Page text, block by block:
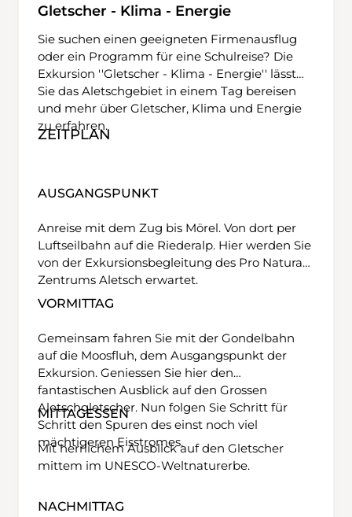
Gletscher - Klima - Energie
Sie suchen einen geeigneten Firmenausflug
oder ein Programm für eine Schulreise? Die
Exkursion ''Gletscher - Klima - Energie'' lässt
Sie das Aletschgebiet in einem Tag bereisen
und mehr über Gletscher, Klima und Energie
zu erfahren.
ZEITPLAN
AUSGANGSPUNKT
Anreise mit dem Zug bis Mörel. Von dort per
Luftseilbahn auf die Riederalp. Hier werden Sie
von der Exkursionsbegleitung des Pro Natura
Zentrums Aletsch erwartet.
VORMITTAG
Gemeinsam fahren Sie mit der Gondelbahn
auf die Moosfluh, dem Ausgangspunkt der
Exkursion. Geniessen Sie hier den
fantastischen Ausblick auf den Grossen
Aletschgletscher. Nun folgen Sie Schritt für
Schritt den Spuren des einst noch viel
mächtigeren Eisstromes.
MITTAGESSEN
Mit herrlichem Ausblick auf den Gletscher
mittem im UNESCO-Weltnaturerbe.
NACHMITTAG